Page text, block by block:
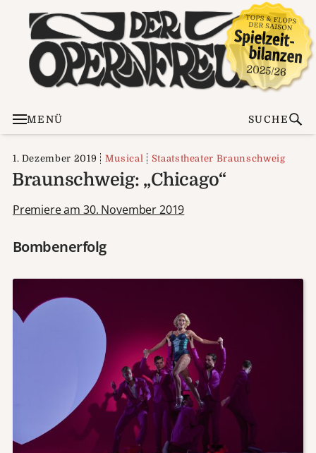
MENÜ SUCHE
1. Dezember 2019 Musical Staatstheater Braunschweig
Braunschweig: „Chicago“
Premiere am 30. November 2019
Bombenerfolg